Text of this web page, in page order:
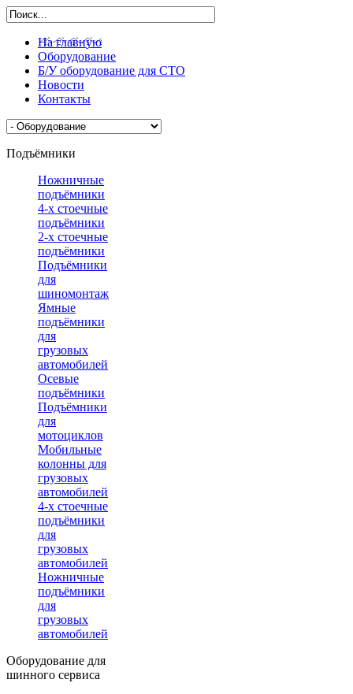
На главную
Оборудование
Б/У оборудование для СТО
Новости
Контакты
Подъёмники
Ножничные
подъёмники
4-х стоечные
подъёмники
2-х стоечные
подъёмники
Подъёмники
для
шиномонтажа
Ямные
подъёмники
для
грузовых
автомобилей
Осевые
подъёмники
Подъёмники
для
мотоциклов
Мобильные
колонны для
грузовых
автомобилей
4-х стоечные
подъёмники
для
грузовых
автомобилей
Ножничные
подъёмники
для
грузовых
автомобилей
Оборудование для
шинного сервиса